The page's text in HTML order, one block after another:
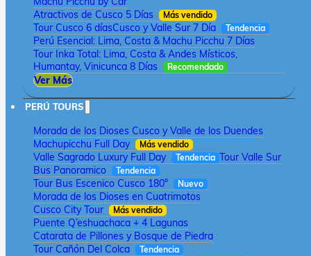
Atractivos de Cusco 5 Días
Más vendido
Tour Cusco 6 díasCusco y Valle Sur 7 Día Tendencia
Perú Esencial: Lima, Costa & Machu Picchu 7 Días
Tour Inka Total: Lima, Costa & Andes Místicos,
Humantay, Vinicunca 8 Días
Recomendado
Ver Más
PERÚ TOURS
Morada de los Dioses Cusco y Valle de los Duendes
Machupicchu Full Day
Más vendido
Valle Sagrado Luxury Full Day Tendencia Tour Valle Sur
Bus Panoramico
Tendencia
Tour Bus Escenico Cusco 180° Nuevo
Morada de los Dioses en Cuatrimotos
Cusco City Tour
Más vendido
Puente Q’eshuachaca + 4 Lagunas
Catarata de Pillones y Bosque de Piedra
Tour Cañón Del Colca
Tendencia